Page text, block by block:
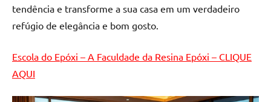
como
as
e
mesas
tendência e transforme a sua casa em um verdadeiro
refúgio de elegância e bom gosto.
Escola do Epóxi – A Faculdade da Resina Epóxi – CLIQUE
AQUI